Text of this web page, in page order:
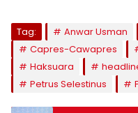
Tag: Anwar Usman
Capres-Cawapres
Haksuara
Petrus Selestinus